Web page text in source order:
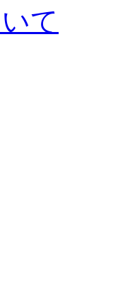
て